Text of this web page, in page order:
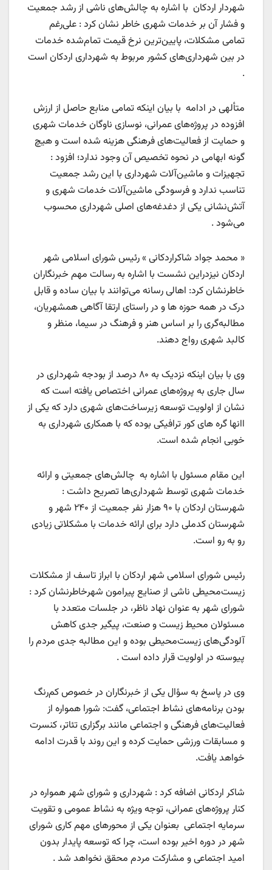
شهردار اردکان با اشاره به چالش‌های ناشی از رشد جمعیت
و فشار آن بر خدمات شهری خاطر نشان کرد : علی‌رغم
تمامی مشکلات، پایین‌ترین نرخ قیمت تمام‌شده خدمات
در بین شهرداری‌های کشور مربوط به شهرداری اردکان است
.
متألهی در ادامه با بیان اینکه تمامی منابع حاصل از ارزش
افزوده در پروژه‌های عمرانی، نوسازی ناوگان خدمات شهری
و حمایت از فعالیت‌های فرهنگی هزینه شده است و هیچ‌
گونه ابهامی در نحوه تخصیص آن وجود ندارد؛ افزود :
تجهیزات و ماشین‌آلات شهرداری با این رشد جمعیت
تناسب ندارد و فرسودگی ماشین‌آلات خدمات شهری و
آتش‌نشانی یکی از دغدغه‌های اصلی شهرداری محسوب
می‌شود .
« محمد جواد شاکراردکانی » رئیس شورای اسلامی شهر
اردکان نیزدراین نشست با اشاره به رسالت مهم خبرنگاران
خاطرنشان کرد: اهالی رسانه می‌توانند با بیان ساده و قابل
درک در همه حوزه ها و در راستای ارتقا آگاهی همشهریان،
مطالبه‌گری را بر اساس هنر و فرهنگ در سیما، منظر و
کالبد شهری رواج دهند.
وی با بیان اینکه نزدیک به ۸۰ درصد از بودجه شهرداری در
سال جاری به پروژه‌های عمرانی اختصاص یافته است که
نشان از اولویت توسعه زیرساخت‌های شهری دارد که یکی از
اانها گره های کور ترافیکی بوده که با همکاری شهرداری به
خوبی انجام شده است.
این مقام مسئول با اشاره به چالش‌های جمعیتی و ارائه
خدمات شهری توسط شهرداری‌ها تصریح داشت :
شهرستان اردکان با ۹۰ هزار نفر جمعیت از ۲۴۰ شهر و
شهرستان کدملی دارد برای ارائه خدمات با مشکلاتی زیادی
رو به رو است.
رئیس شورای اسلامی شهر اردکان با ابراز تاسف از مشکلات
زیست‌محیطی ناشی از صنایع پیرامون شهرخاطرنشان کرد :
شورای شهر به عنوان نهاد ناظر، در جلسات متعدد با
مسئولان محیط زیست و صنعت، پیگیر جدی کاهش
آلودگی‌های زیست‌محیطی بوده و این مطالبه جدی مردم را
پیوسته در اولویت قرار داده است .
وی در پاسخ به سؤال یکی از خبرنگاران در خصوص کم‌رنگ
بودن برنامه‌های نشاط اجتماعی، گفت: شورا همواره از
فعالیت‌های فرهنگی و اجتماعی مانند برگزاری تئاتر، کنسرت
و مسابقات ورزشی حمایت کرده و این روند با قدرت ادامه
خواهد یافت.
شاکر اردکانی اضافه کرد : شهرداری و شورای شهر همواره در
کنار پروژه‌های عمرانی، توجه ویژه به نشاط عمومی و تقویت
سرمایه اجتماعی بعنوان یکی از محورهای مهم کاری شورای
شهر در دوره اخیر بوده است، چرا که توسعه پایدار بدون
امید اجتماعی و مشارکت مردم محقق نخواهد شد .